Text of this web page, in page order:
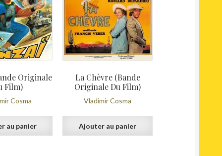
Originale
Film)
Cosma
initial
était :
25,00€.
actuel
est :
19,00€.
au panier
La Chèvre (Bande
Originale Du Film)
Vladimir Cosma
initial
était :
25,00€.
actuel
Ajouter au panier